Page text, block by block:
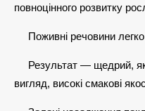
повноцінного розвитку
Поживні речовини легко
Результат — щедрий,
вигляд, високі смакові